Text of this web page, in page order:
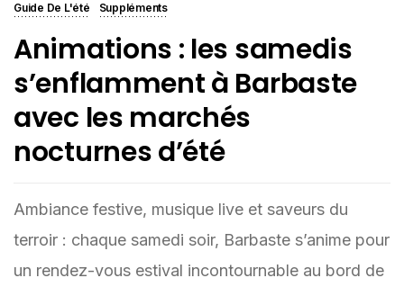
Guide De L'été Suppléments
Animations : les samedis
s’enflamment à Barbaste
avec les marchés
nocturnes d’été
Ambiance festive, musique live et saveurs du
terroir : chaque samedi soir, Barbaste s’anime pour
un rendez-vous estival incontournable au bord de